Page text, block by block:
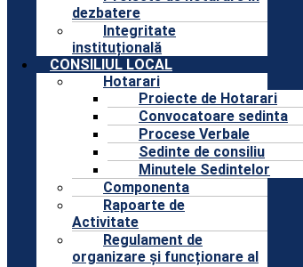
dezbatere
Integritate
instituțională
CONSILIUL LOCAL
Hotarari
Proiecte de Hotarari
Convocatoare sedinta
Procese Verbale
Sedinte de consiliu
Minutele Sedintelor
Componenta
Rapoarte de
Activitate
Regulament de
organizare și funcționare al